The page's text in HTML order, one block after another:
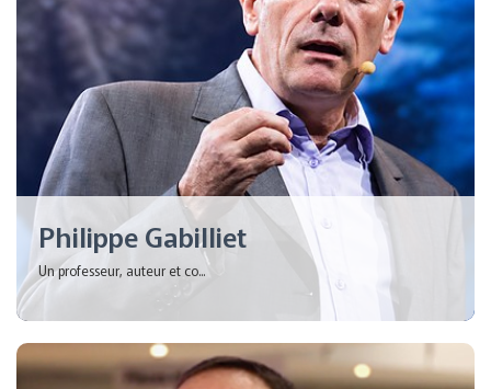
Philippe Gabilliet
Un professeur, auteur et co...